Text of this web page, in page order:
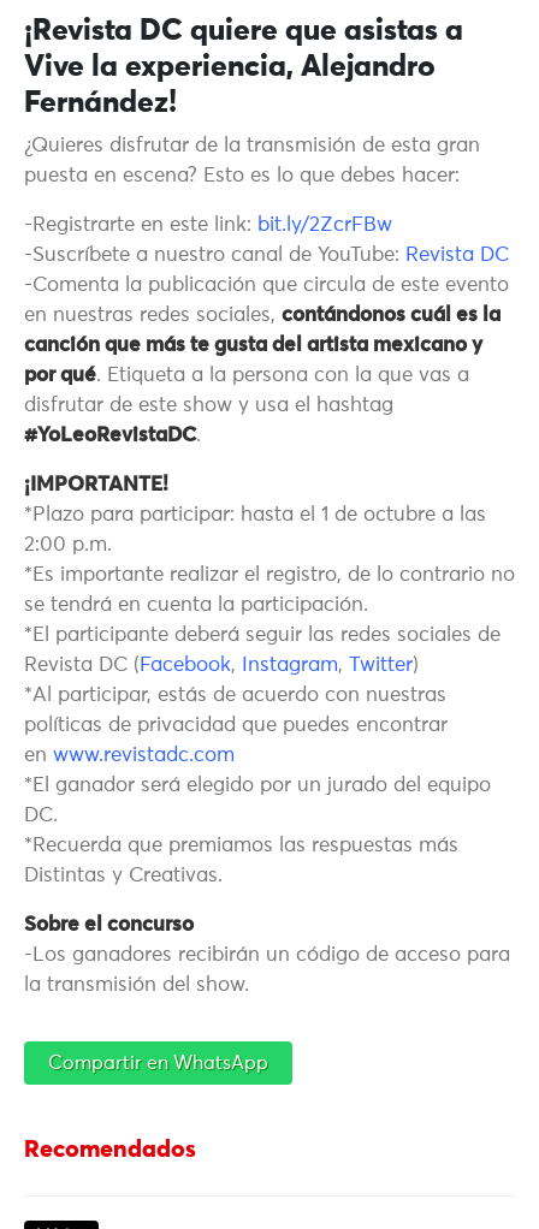
¡Revista DC quiere que asistas a
Vive la experiencia, Alejandro
Fernández!
¿Quieres disfrutar de la transmisión de esta gran
puesta en escena? Esto es lo que debes hacer:
-Registrarte en este link: bit.ly/2ZcrFBw
-Suscríbete a nuestro canal de YouTube: Revista DC
-Comenta la publicación que circula de este evento
en nuestras redes sociales, contándonos cuál es la
canción que más te gusta del artista mexicano y
por qué. Etiqueta a la persona con la que vas a
disfrutar de este show y usa el hashtag
#YoLeoRevistaDC.
¡IMPORTANTE!
*Plazo para participar: hasta el 1 de octubre a las
2:00 p.m.
*Es importante realizar el registro, de lo contrario no
se tendrá en cuenta la participación.
*El participante deberá seguir las redes sociales de
Revista DC ( Facebook, Instagram, Twitter)
*Al participar, estás de acuerdo con nuestras
políticas de privacidad que puedes encontrar
en www.revistadc.com
*El ganador será elegido por un jurado del equipo
DC.
*Recuerda que premiamos las respuestas más
Distintas y Creativas.
Sobre el concurso
-Los ganadores recibirán un código de acceso para
la transmisión del show.
Compartir en WhatsApp
Recomendados